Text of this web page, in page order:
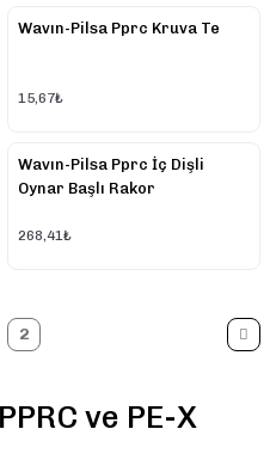
Wavın-Pilsa Pprc Kruva Te
15,67₺
Wavın-Pilsa Pprc İç Dişli
Oynar Başlı Rakor
268,41₺
2
ve PE-X